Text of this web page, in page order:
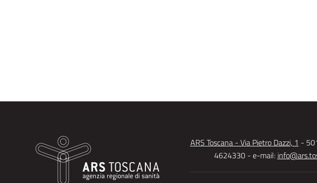
ARS Toscana - Via Pietro Dazzi, 1 -
4624330 - e-mail: